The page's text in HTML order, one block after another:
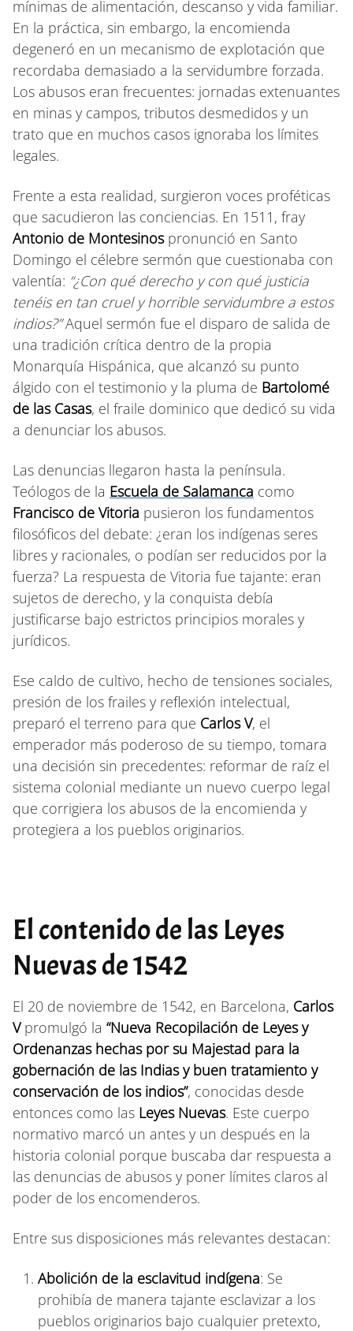
mínimas de alimentación, descanso y vida familiar.
En la práctica, sin embargo, la encomienda
degeneró en un mecanismo de explotación que
recordaba demasiado a la servidumbre forzada.
Los abusos eran frecuentes: jornadas extenuantes
en minas y campos, tributos desmedidos y un
trato que en muchos casos ignoraba los límites
legales.
Frente a esta realidad, surgieron voces proféticas
que sacudieron las conciencias. En 1511, fray
Antonio de Montesinospronunció en Santo
Domingo el célebre sermón que cuestionaba con
valentía: “¿Con qué derecho y con qué justicia
tenéis en tan cruel y horrible servidumbre a estos
indios?”Aquel sermón fue el disparo de salida de
una tradición crítica dentro de la propia
Monarquía Hispánica, que alcanzó su punto
álgido con el testimonio y la pluma de Bartolomé
de las Casas, el fraile dominico que dedicó su vida
a denunciar los abusos.
Las denuncias llegaron hasta la península.
Teólogos de la Escuela de Salamanca como
Francisco de Vitoria pusieron los fundamentos
filosóficos del debate: ¿eran los indígenas seres
libres y racionales, o podían ser reducidos por la
fuerza? La respuesta de Vitoria fue tajante: eran
sujetos de derecho, y la conquista debía
justificarse bajo estrictos principios morales y
jurídicos.
Ese caldo de cultivo, hecho de tensiones sociales,
presión de los frailes y reflexión intelectual,
preparó el terreno para que Carlos V, el
emperador más poderoso de su tiempo, tomara
una decisión sin precedentes: reformar de raíz el
sistema colonial mediante un nuevo cuerpo legal
que corrigiera los abusos de la encomienda y
protegiera a los pueblos originarios.
El contenido de las Leyes
Nuevas de 1542
El 20 de noviembre de 1542, en Barcelona, Carlos
Vpromulgó la “Nueva Recopilación de Leyes y
Ordenanzas hechas por su Majestad para la
gobernación de las Indias y buen tratamiento y
conservación de los indios”, conocidas desde
entonces como las Leyes Nuevas. Este cuerpo
normativo marcó un antes y un después en la
historia colonial porque buscaba dar respuesta a
las denuncias de abusos y poner límites claros al
poder de los encomenderos.
Entre sus disposiciones más relevantes destacan:
Abolición de la esclavitud indígena: Se
prohibía de manera tajante esclavizar a los
pueblos originarios bajo cualquier pretexto,